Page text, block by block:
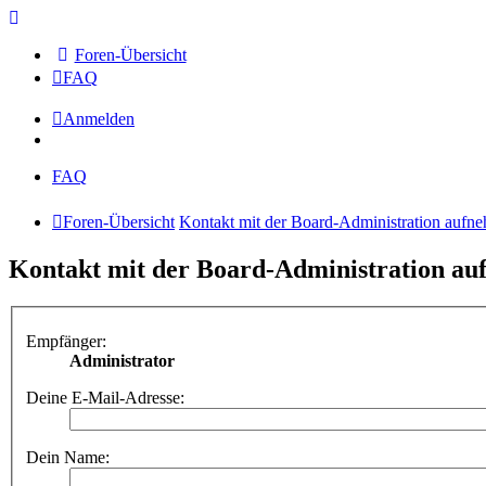
Foren-Übersicht
FAQ
Anmelden
FAQ
Foren-Übersicht Kontakt mit der Board-Administration
Kontakt mit der Board-Administration
Empfänger:
Administrator
Deine E-Mail-Adresse:
Dein Name: